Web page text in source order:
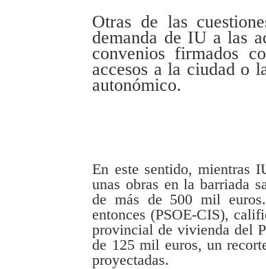
Otras de las
demanda de IU a las
convenios firmados
accesos a la ciudad o
autonómico.
En este sentido, mientras
unas obras en la barriada
de más de 500 mil
entonces (PSOE-CIS),
provincial de vivienda del
de 125 mil euros, un
proyectadas.